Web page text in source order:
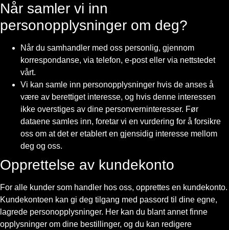
Når samler vi inn
personopplysninger om deg?
Når du samhandler med oss personlig, gjennom
korrespondanse, via telefon, e-post eller via nettstedet
vårt.
Vi kan samle inn personopplysninger hvis de anses å
være av berettiget interesse, og hvis denne interessen
ikke overstiges av dine personverninteresser. Før
dataene samles inn, foretar vi en vurdering for å forsikre
oss om at det er etablert en gjensidig interesse mellom
deg og oss.
Opprettelse av kundekonto
For alle kunder som handler hos oss, opprettes en kundekonto.
Kundekontoen kan gi deg tilgang med passord til dine egne,
lagrede personopplysninger. Her kan du blant annet finne
opplysninger om dine bestillinger, og du kan redigere